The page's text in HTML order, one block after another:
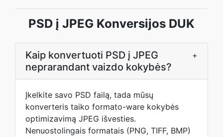
PSD į JPEG Konversijos DUK
Kaip konvertuoti PSD į JPEG
neprarandant vaizdo kokybės?
+
Įkelkite savo PSD failą, tada mūsų
konverteris taiko formato-ware kokybės
optimizavimą JPEG išvesties.
Nenuostolingais formatais (PNG, TIFF, BMP)